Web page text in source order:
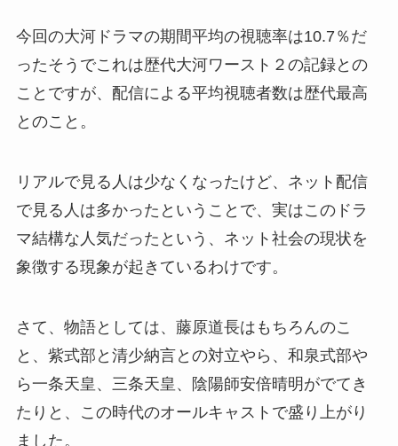
今回の大河ドラマの期間平均の視聴率は10.7％だ
ったそうでこれは歴代大河ワースト２の記録との
ことですが、配信による平均視聴者数は歴代最高
とのこと。
リアルで見る人は少なくなったけど、ネット配信
で見る人は多かったということで、実はこのドラ
マ結構な人気だったという、ネット社会の現状を
象徴する現象が起きているわけです。
さて、物語としては、藤原道長はもちろんのこ
と、紫式部と清少納言との対立やら、和泉式部や
ら一条天皇、三条天皇、陰陽師安倍晴明がでてき
たりと、この時代のオールキャストで盛り上がり
ました。